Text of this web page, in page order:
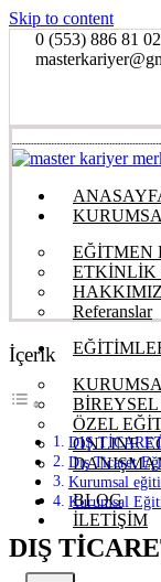
Skip to content
0 (553) 886 81 02
EĞİTMEN
Referanslar
ÖZEL
ONLINE
BLOG
İLETİŞİM
İçerik
DIŞ
Dış Ticaret
Kurumsal
Kurumsal
DIŞ